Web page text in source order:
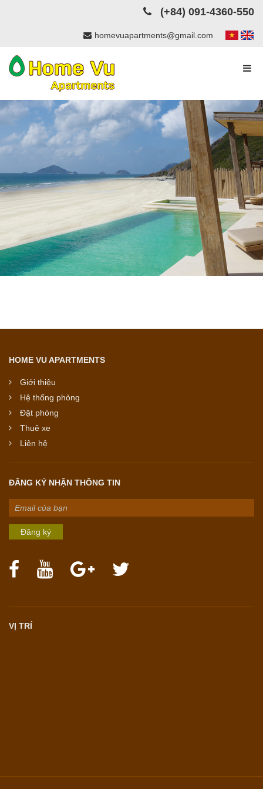
(+84) 091-4360-550
homevuapartments@gmail.com
HOME VU APARTMENTS
Giới thiệu
Hệ thống phòng
Đặt phòng
Thuê xe
Liên hệ
ĐĂNG KÝ NHẬN THÔNG TIN
Đăng ký
VỊ TRÍ